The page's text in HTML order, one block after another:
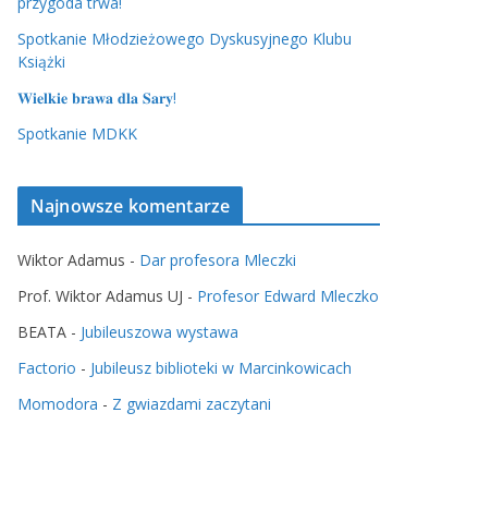
Spotkanie Młodzieżowego Dyskusyjnego Klubu
Książki
𝐖𝐢𝐞𝐥𝐤𝐢𝐞 𝐛𝐫𝐚𝐰𝐚 𝐝𝐥𝐚 𝐒𝐚𝐫𝐲!
Spotkanie MDKK
Najnowsze komentarze
Wiktor Adamus - Dar profesora Mleczki
Prof. Wiktor Adamus UJ - Profesor Edward Mleczko
BEATA - Jubileuszowa wystawa
Factorio - Jubileusz biblioteki w Marcinkowicach
Momodora - Z gwiazdami zaczytani